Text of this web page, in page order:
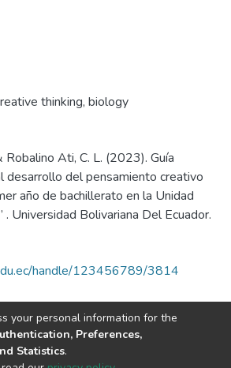
thinking, biology
Robalino Ati, C. L. (2023). Guía
desarrollo del pensamiento creativo
año de bachillerato en la Unidad
. Universidad Bolivariana Del Ecuador.
handle/123456789/3814
your personal information for the
Preferences,
Statistics.